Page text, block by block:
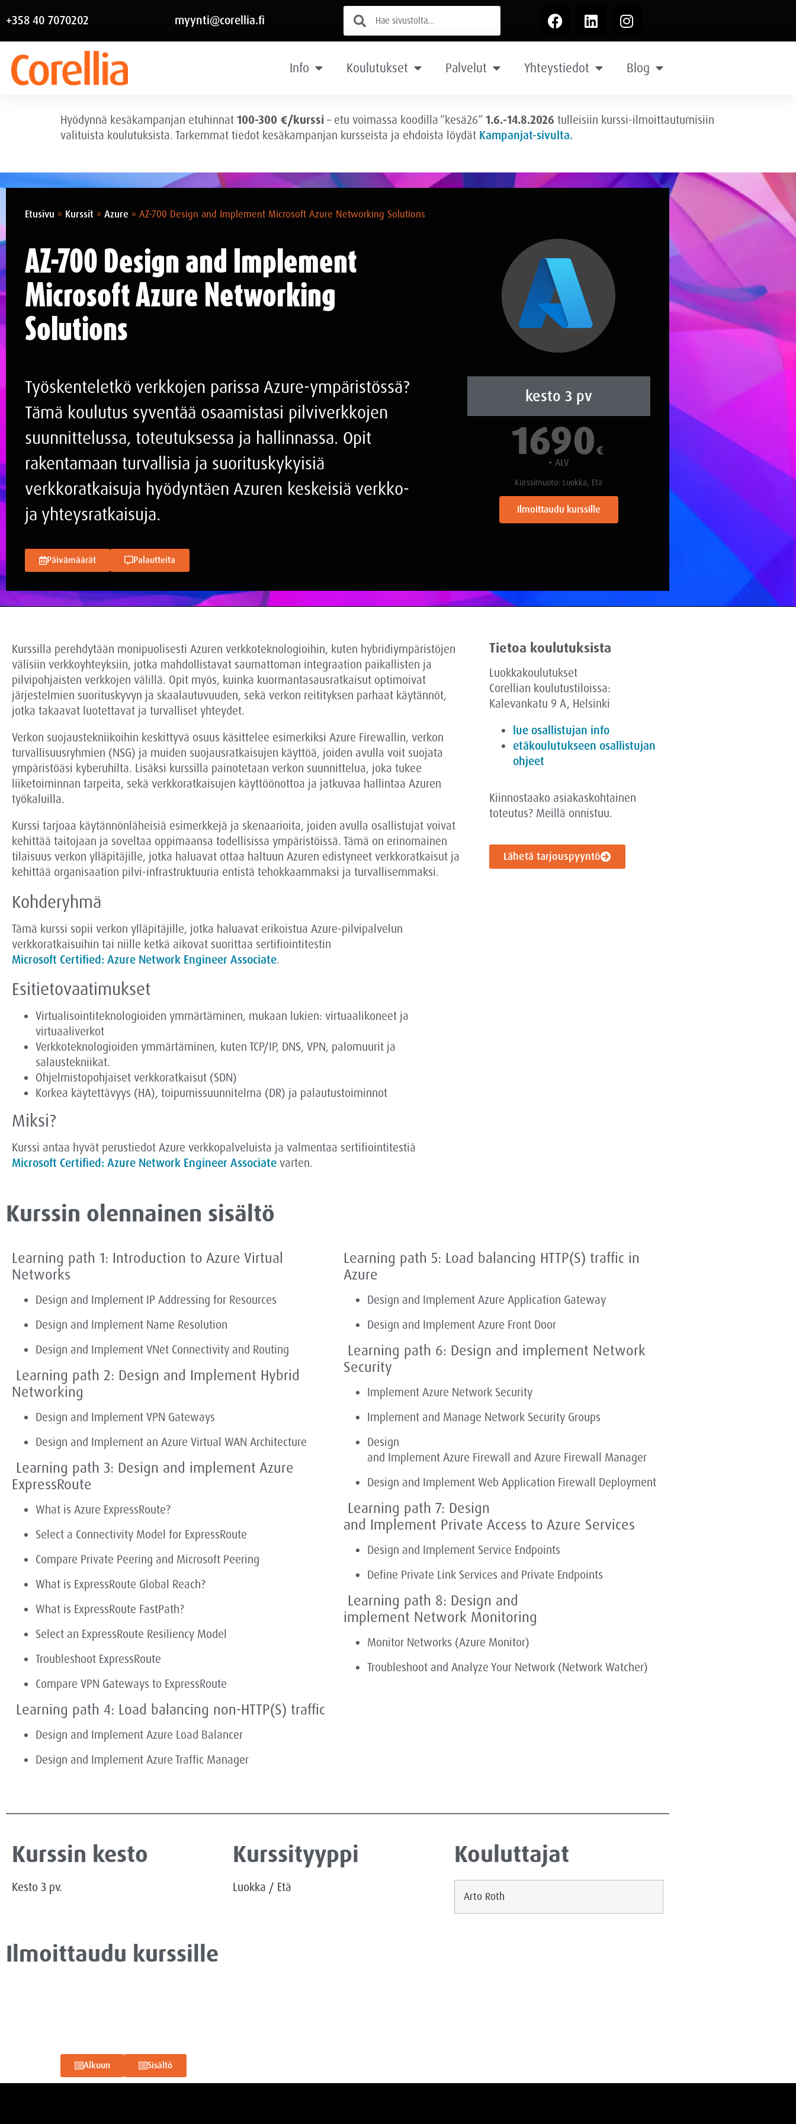
+358 40 7070202 myynti@corellia.fi
Info Koulutukset Palvelut Yhteystiedot Blog
Hyödynnä kesäkampanjan etuhinnat 100-300 €/kurssi – etu voimassa koodilla ”kesä26” 1.6.-14.8.2026 tulleisiin kurssi-ilmoittautumisiin
valituista koulutuksista. Tarkemmat tiedot kesäkampanjan kursseista ja ehdoista löydät Kampanjat-sivulta.
Etusivu » Kurssit » Azure » AZ-700 Design and Implement Microsoft Azure Networking Solutions
AZ-700 Design and Implement
Microsoft Azure Networking
Solutions
Työskenteletkö verkkojen parissa Azure-ympäristössä?
Tämä koulutus syventää osaamistasi pilviverkkojen
suunnittelussa, toteutuksessa ja hallinnassa. Opit
rakentamaan turvallisia ja suorituskykyisiä
verkkoratkaisuja hyödyntäen Azuren keskeisiä verkko-
ja yhteysratkaisuja.
Päivämäärät Palautteita
kesto 3 pv
1690€
+ ALV
Kurssimuoto: Luokka, Etä
Ilmoittaudu kurssille
Kurssilla perehdytään monipuolisesti Azuren verkkoteknologioihin, kuten hybridiympäristöjen
välisiin verkkoyhteyksiin, jotka mahdollistavat saumattoman integraation paikallisten ja
pilvipohjaisten verkkojen välillä. Opit myös, kuinka kuormantasausratkaisut optimoivat
järjestelmien suorituskyvyn ja skaalautuvuuden, sekä verkon reitityksen parhaat käytännöt,
jotka takaavat luotettavat ja turvalliset yhteydet.
Verkon suojaustekniikoihin keskittyvä osuus käsittelee esimerkiksi Azure Firewallin, verkon
turvallisuusryhmien (NSG) ja muiden suojausratkaisujen käyttöä, joiden avulla voit suojata
ympäristöäsi kyberuhilta. Lisäksi kurssilla painotetaan verkon suunnittelua, joka tukee
liiketoiminnan tarpeita, sekä verkkoratkaisujen käyttöönottoa ja jatkuvaa hallintaa Azuren
työkaluilla.
Kurssi tarjoaa käytännönläheisiä esimerkkejä ja skenaarioita, joiden avulla osallistujat voivat
kehittää taitojaan ja soveltaa oppimaansa todellisissa ympäristöissä. Tämä on erinomainen
tilaisuus verkon ylläpitäjille, jotka haluavat ottaa haltuun Azuren edistyneet verkkoratkaisut ja
kehittää organisaation pilvi-infrastruktuuria entistä tehokkaammaksi ja turvallisemmaksi.
Kohderyhmä
Tämä kurssi sopii verkon ylläpitäjille, jotka haluavat erikoistua Azure-pilvipalvelun
verkkoratkaisuihin tai niille ketkä aikovat suorittaa sertifiointitestin
Microsoft Certified: Azure Network Engineer Associate.
Esitietovaatimukset
Virtualisointiteknologioiden ymmärtäminen, mukaan lukien: virtuaalikoneet ja
virtuaaliverkot
Verkkoteknologioiden ymmärtäminen, kuten TCP/IP, DNS, VPN, palomuurit ja
salaustekniikat.
Ohjelmistopohjaiset verkkoratkaisut (SDN)
Korkea käytettävyys (HA), toipumissuunnitelma (DR) ja palautustoiminnot
Miksi?
Kurssi antaa hyvät perustiedot Azure verkkopalveluista ja valmentaa sertifiointitestiä
Microsoft Certified: Azure Network Engineer Associate varten.
Tietoa koulutuksista
Luokkakoulutukset
Corellian koulutustiloissa:
Kalevankatu 9 A, Helsinki
lue osallistujan info
etäkoulutukseen osallistujan
ohjeet
Kiinnostaako asiakaskohtainen
toteutus? Meillä onnistuu.
Lähetä tarjouspyyntö
Kurssin olennainen sisältö
Learning path 1: Introduction to Azure Virtual
Networks
Design and Implement IP Addressing for Resources
Design and Implement Name Resolution
Design and Implement VNet Connectivity and Routing
Learning path 2: Design and Implement Hybrid
Networking
Design and Implement VPN Gateways
Design and Implement an Azure Virtual WAN Architecture
Learning path 3: Design and implement Azure
ExpressRoute
What is Azure ExpressRoute?
Select a Connectivity Model for ExpressRoute
Compare Private Peering and Microsoft Peering
What is ExpressRoute Global Reach?
What is ExpressRoute FastPath?
Select an ExpressRoute Resiliency Model
Troubleshoot ExpressRoute
Compare VPN Gateways to ExpressRoute
Learning path 4: Load balancing non-HTTP(S) traffic
Design and Implement Azure Load Balancer
Design and Implement Azure Traffic Manager
Learning path 5: Load balancing HTTP(S) traffic in
Azure
Design and Implement Azure Application Gateway
Design and Implement Azure Front Door
Learning path 6: Design and implement Network
Security
Implement Azure Network Security
Implement and Manage Network Security Groups
Design
and Implement Azure Firewall and Azure Firewall Manager
Design and Implement Web Application Firewall Deployment
Learning path 7: Design
and Implement Private Access to Azure Services
Design and Implement Service Endpoints
Define Private Link Services and Private Endpoints
Learning path 8: Design and
implement Network Monitoring
Monitor Networks (Azure Monitor)
Troubleshoot and Analyze Your Network (Network Watcher)
Kurssin kesto
Kesto 3 pv.
Kurssityyppi
Luokka / Etä
Kouluttajat
Arto Roth
Ilmoittaudu kurssille
Alkuun Sisältö